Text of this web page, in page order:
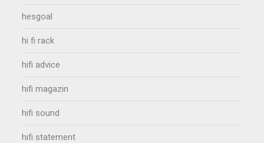
hesgoal
hi fi rack
hifi advice
hifi magazin
hifi sound
hifi statement